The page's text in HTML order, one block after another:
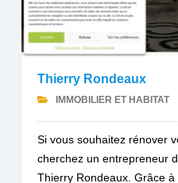
Thierry Rondeaux
IMMOBILIER ET HABITAT
Si vous souhaitez rénover
cherchez un entrepreneur
Thierry Rondeaux. Grâce à